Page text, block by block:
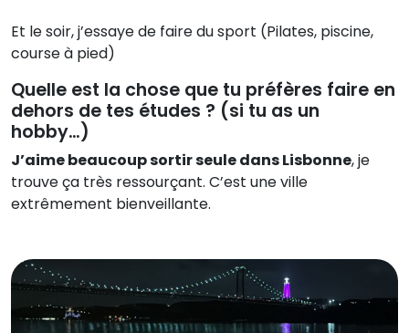
Et le soir, j’essaye de faire du sport (Pilates, piscine,
course à pied)
Quelle est la chose que tu préfères faire en
dehors de tes études ? (si tu as un
hobby…)
J’aime beaucoup sortir seule dans Lisbonne, je
trouve ça très ressourçant. C’est une ville
extrêmement bienveillante.